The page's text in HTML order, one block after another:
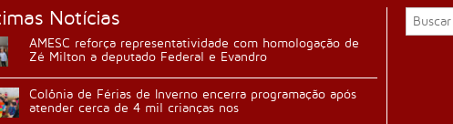
Notícias
AMESC reforça representatividade com homologação de
Zé Milton a deputado Federal e Evandro
Colônia de Férias de Inverno encerra programação após
atender cerca de 4 mil crianças nos